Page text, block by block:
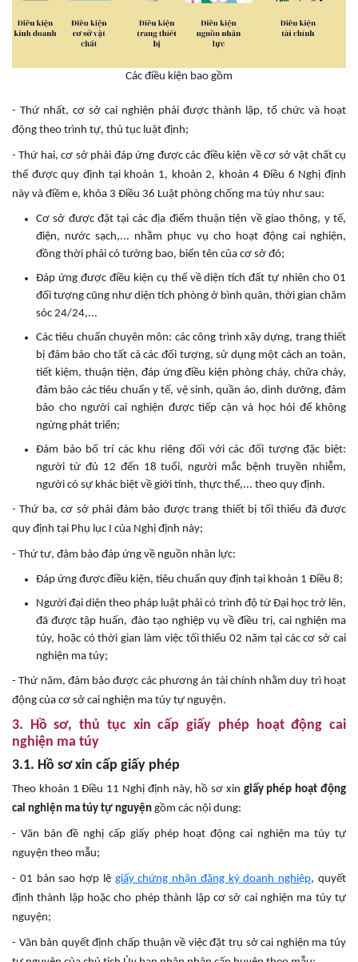
Các điều kiện bao gồm
- Thứ nhất, cơ sở cai nghiện phải được thành lập, tổ chức và hoạt
động theo trình tự, thủ tục luật định;
- Thứ hai, cơ sở phải đáp ứng được các điều kiện về cơ sở vật chất cụ
thể được quy định tại khoản 1, khoản 2, khoản 4 Điều 6 Nghị định
này và điềm e, khỏa 3 Điều 36 Luật phòng chống ma túy như sau:
Cơ sở được đặt tại các địa điểm thuận tiện về giao thông, y tế,
điện, nước sạch,... nhằm phục vụ cho hoạt động cai nghiện,
đồng thời phải có tường bao, biển tên của cơ sở đó;
Đáp ứng được điều kiện cụ thể về diện tích đất tự nhiên cho 01
đối tượng cũng như diện tích phòng ở bình quân, thời gian chăm
sóc 24/24,...
Các tiêu chuẩn chuyên môn: các công trình xây dựng, trang thiết
bị đảm bảo cho tất cả các đối tượng, sử dụng một cách an toàn,
tiết kiệm, thuận tiện, đáp ứng điều kiện phòng cháy, chữa cháy,
đảm bảo các tiêu chuẩn y tế, vệ sinh, quần áo, dinh dưỡng, đảm
bảo cho người cai nghiện được tiếp cận và học hỏi để không
ngừng phát triển;
Đảm bảo bố trí các khu riêng đối với các đối tượng đặc biệt:
người từ đủ 12 đến 18 tuổi, người mắc bệnh truyền nhiễm,
người có sự khác biệt về giới tính, thực thể,... theo quy định.
- Thứ ba, cơ sở phải đảm bảo được trang thiết bị tối thiểu đã được
quy định tại Phụ lục I của Nghị định này;
- Thứ tư, đảm bảo đáp ứng về nguồn nhân lực:
Đáp ứng được điều kiện, tiêu chuẩn quy định tại khoản 1 Điều 8;
Người đại diện theo pháp luật phải có trình độ từ Đại học trở lên,
đã được tập huấn, đào tạo nghiệp vụ về điều trị, cai nghiện ma
túy, hoặc có thời gian làm việc tối thiểu 02 năm tại các cơ sở cai
nghiện ma túy;
- Thứ năm, đảm bảo được các phương án tài chính nhằm duy trì hoạt
động của cơ sở cai nghiện ma túy tự nguyện.
3. Hồ sơ, thủ tục xin cấp giấy phép hoạt động cai
nghiện ma túy
3.1. Hồ sơ xin cấp giấy phép
Theo khoản 1 Điều 11 Nghị định này, hồ sơ xin giấy phép hoạt động
cai nghiện ma túy tự nguyện gồm các nội dung:
- Văn bản đề nghị cấp giấy phép hoạt động cai nghiện ma túy tự
nguyện theo mẫu;
- 01 bản sao hợp lệ giấy chứng nhận đăng ký doanh nghiệp, quyết
định thành lập hoặc cho phép thành lập cơ sở cai nghiện ma túy tự
nguyện;
- Văn bản quyết định chấp thuận về việc đặt trụ sở cai nghiện ma túy